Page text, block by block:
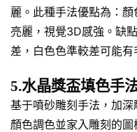
麗。此種手法優點為：
亮麗，視覺3D感強。缺
差，白色色準較差可能有
5.水晶獎盃填色手
基于噴砂雕刻手法，加
顏色調色並家入雕刻的